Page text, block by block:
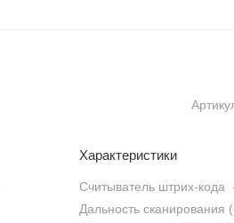
Характеристики
Считыватель штрих-кода
Дальность сканирования